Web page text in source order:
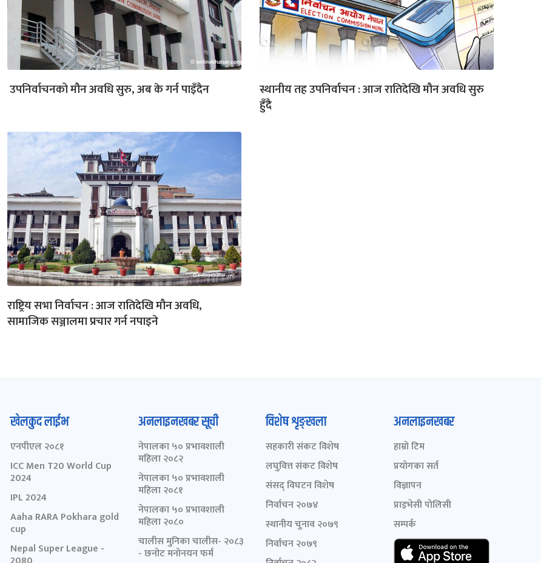
उपनिर्वाचनको मौन अवधि सुरु, अब के गर्न पाइँदैन
स्थानीय तह उपनिर्वाचन : आज रातिदेखि मौन अवधि सुरु
हुँदै
राष्ट्रिय सभा निर्वाचन : आज रातिदेखि मौन अवधि,
सामाजिक सञ्जालमा प्रचार गर्न नपाइने
खेलकुद लाईभ
एनपीएल २०८१
ICC Men T20 World Cup
2024
IPL 2024
Aaha RARA Pokhara gold
cup
Nepal Super League -
अनलाइनखबर सूची
नेपालका ५० प्रभावशाली
महिला २०८२
नेपालका ५० प्रभावशाली
महिला २०८१
नेपालका ५० प्रभावशाली
महिला २०८०
चालीस मुनिका चालीस- २०८३
- छनोट मनोनयन फर्म
विशेष शृङ्खला
सहकारी संकट विशेष
लघुवित्त संकट विशेष
संसद् विघटन विशेष
निर्वाचन २०७४
स्थानीय चुनाव २०७९
निर्वाचन २०७९
अनलाइनखबर
हाम्रो टिम
प्रयोगका सर्त
विज्ञापन
प्राइभेसी पोलिसी
सम्पर्क